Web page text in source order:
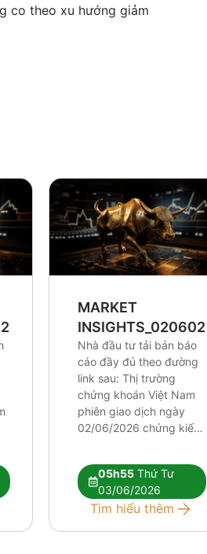
co theo xu hướng giảm
MARKET
INSIGHTS_0206026
Nhà đầu tư tải bản báo
cáo đầy đủ theo đường
link sau: Thị trường
chứng khoán Việt Nam
phiên giao dịch ngày
02/06/2026 chứng kiến
kỹ thuật tiêu cực đang
dần xuất hiện rõ nét hơn,
đòi hỏi nhà đầu tư phải
05h55Thứ Tư
03/06/2026
Tìm hiểu thêm